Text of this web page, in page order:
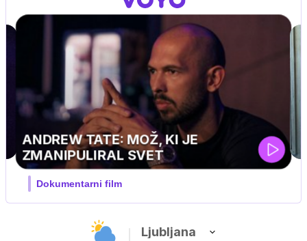
UEFA SUPERPOKAL
V živo na VOYO: sreda ob 20.30
Ljubljana